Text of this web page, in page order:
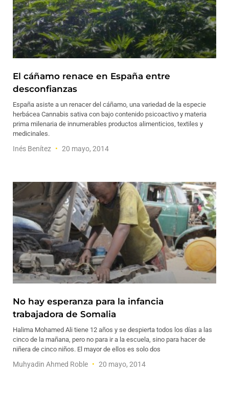
El cáñamo renace en España entre
desconfianzas
España asiste a un renacer del cáñamo, una variedad de la especie
herbácea Cannabis sativa con bajo contenido psicoactivo y materia
prima milenaria de innumerables productos alimenticios, textiles y
medicinales.
Inés Benítez 20 mayo, 2014
No hay esperanza para la infancia
trabajadora de Somalia
Halima Mohamed Ali tiene 12 años y se despierta todos los días a las
cinco de la mañana, pero no para ir a la escuela, sino para hacer de
niñera de cinco niños. El mayor de ellos es solo dos
Muhyadin Ahmed Roble 20 mayo, 2014